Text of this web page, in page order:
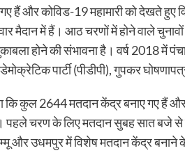
हैं और कोविड-19 महामारी को देखते हुए
मैदान में हैं। आठ चरणों में होने वाले चुनावों
होने की संभावना है। वर्ष 2018 में
पार्टी (पीडीपी), गुपकर
कि कुल 2644 मतदान केंद्र बनाए गए हैं
चरण के लिए मतदान सुबह सात बजे से
और उधमपुर में विशेष मतदान केंद्र बनाने